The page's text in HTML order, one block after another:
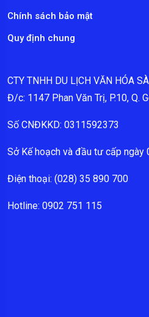
Chính sách bảo mật
Quy định chung
CTY TNHH DU LỊCH VĂN HÓA
Đ/c: 1147 Phan Văn Trị, P.10, Q.
Số CNĐKKD: 0311592373
Sở Kế hoạch và đầu tư cấp
Điện thoại: (028) 35 890 700
Hotline: 0902 751 115